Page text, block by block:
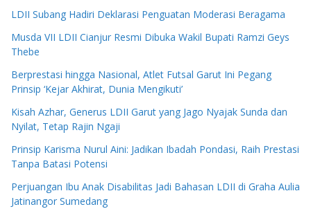
LDII Subang Hadiri Deklarasi Penguatan Moderasi Beragama
Musda VII LDII Cianjur Resmi Dibuka Wakil Bupati Ramzi Geys
Thebe
Berprestasi hingga Nasional, Atlet Futsal Garut Ini Pegang
Prinsip ‘Kejar Akhirat, Dunia Mengikuti’
Kisah Azhar, Generus LDII Garut yang Jago Nyajak Sunda dan
Nyilat, Tetap Rajin Ngaji
Prinsip Karisma Nurul Aini: Jadikan Ibadah Pondasi, Raih Prestasi
Tanpa Batasi Potensi
Perjuangan Ibu Anak Disabilitas Jadi Bahasan LDII di Graha Aulia
Jatinangor Sumedang